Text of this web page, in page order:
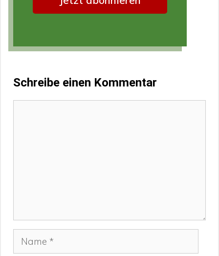
Schreibe einen Kommentar